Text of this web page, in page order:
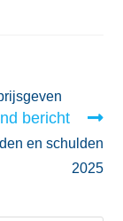
bericht
en schulden
2025